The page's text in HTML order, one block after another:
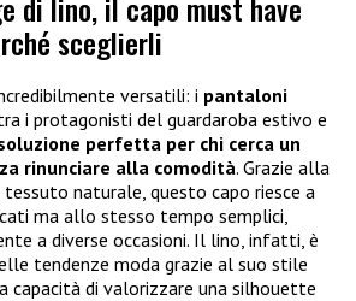
sceglierli
versatili: i pantaloni
i protagonisti del guardaroba estivo e
perfetta per chi cerca un
rinunciare alla comodità. Grazie alla
naturale, questo capo riesce a
ma allo stesso tempo semplici,
a diverse occasioni. Il lino, infatti, è
tendenze moda grazie al suo stile
capacità di valorizzare una silhouette